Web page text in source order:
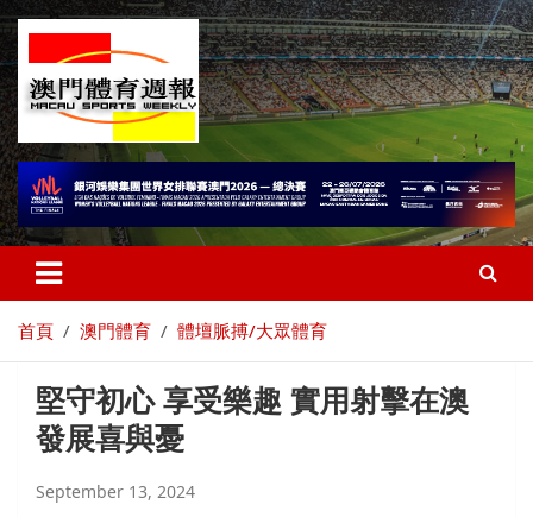
首頁 澳門體育 體壇脈搏/大眾體育
堅守初心 享受樂趣 實用射擊在澳
發展喜與憂
September 13, 2024